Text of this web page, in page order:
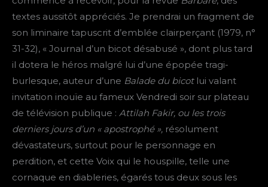
textes aussitôt appréciés. Je prendrai un fragment de
son liminaire tapuscrit d’emblée clairperçant (1979, n°
31-32), « Journal d’un bicot désabusé », dont plus tard
il dotera le héros malgré lui d’une épopée tragi-
burlesque, auteur d’une Balade du bicot lui valant
invitation inouïe au fameux Vendredi soir sur plateau
de télévision publique : Attilah Fakir, ou les trois
derniers jours d’un « apostrophé », résolument
dévastateurs, surtout pour le personnage en
perdition, et cette Voix qui le houspille, telle une
cornaque en diableries, égarés tous deux sous les